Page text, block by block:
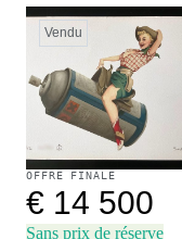
Vendu
OFFRE FINALE
€ 14 500
Sans prix de réserve